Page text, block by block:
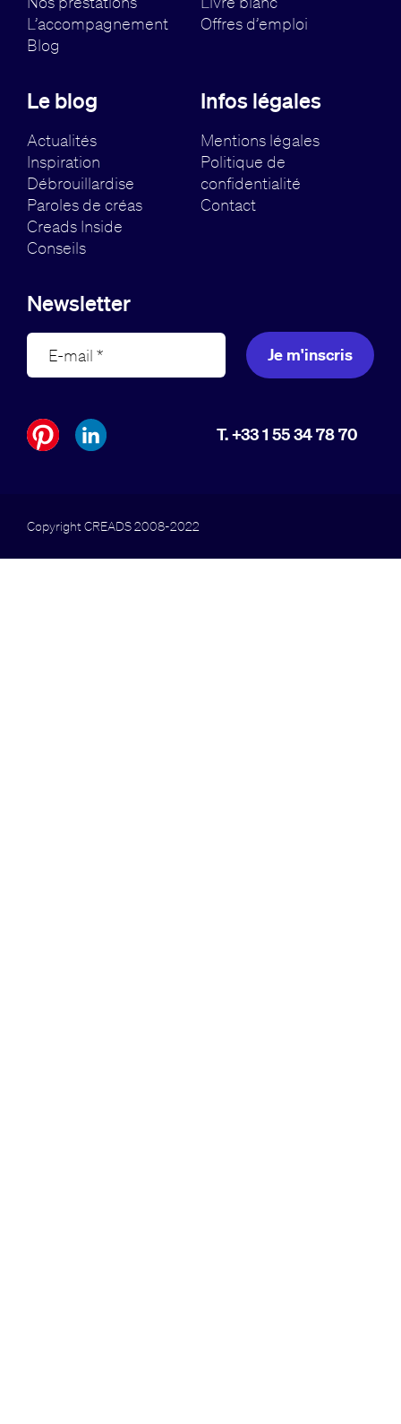
L’accompagnement
Blog
Offres d’emploi
Le blog
Actualités
Inspiration
Débrouillardise
Paroles de créas
Creads Inside
Conseils
Infos légales
Mentions légales
Politique de
confidentialité
Contact
Newsletter
Je m'inscris
T. +33 1 55 34 78 70
Copyright CREADS 2008-2022